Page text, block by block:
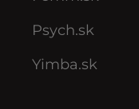
Psych.sk
Yimba.sk